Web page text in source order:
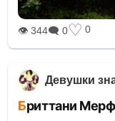
👁 344🗨 0♡ 0
Девушки
Бриттани